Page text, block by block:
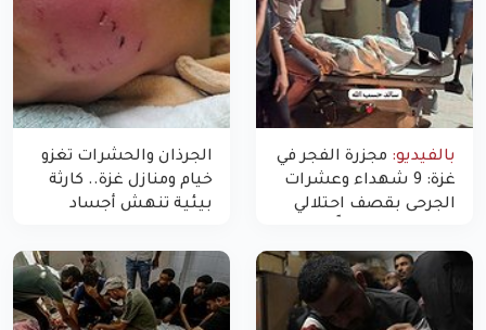
بالفيديو: مجزرة الفجر في
غزة: 9 شهداء وعشرات
الجرحى بقصف احتلالي
الجرذان والحشرات تغزو
خيام ومنازل غزة.. كارثة
بيئية تنهش أجساد